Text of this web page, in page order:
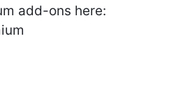
add-ons here: